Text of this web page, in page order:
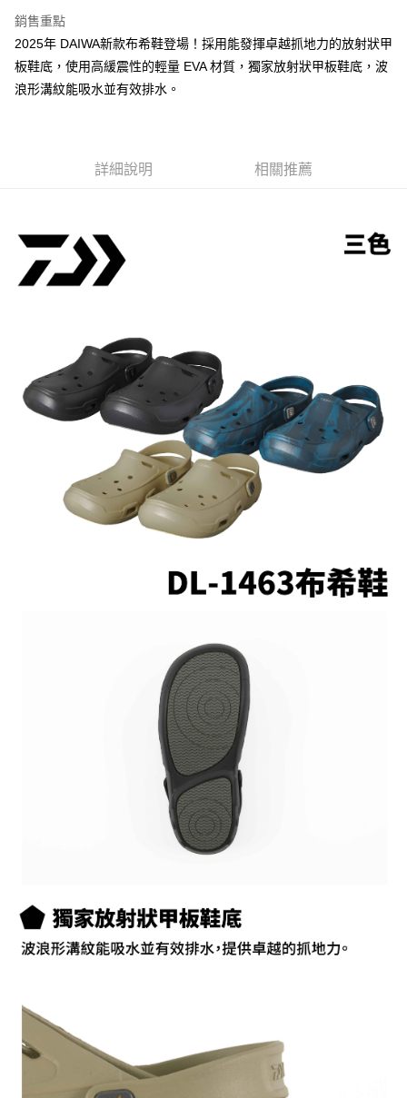
【注意事項】
1.本服務係由「台灣大哥大股份有限公司」（以下簡稱本公司）所提供，讓
買賣價金債權讓與本公司後，依約使用本公司帳單繳交帳款。
2.基於同意付款使用「大哥付你分期」之契約關係目的，商店將以您的個人
３．收到繳費通知簡訊後14天內，點擊此簡訊中的連結，可透過四大超商／
ATM／網路銀行／等多元方式進行付款，方視為交易完成。
※ 請注意：結帳手續完成當下不需立刻繳費，但若您需要取消訂單，請聯絡
購買商品的店家。未經商家同意取消之訂單仍視為有效，需透過AFTEE先享
※ 交易是否成功請以「AFTEE先享後付 」之結帳頁面顯示為準，若有關於
１．透過由恩沛科技股份有限公司提供之「AFTEE先享後付」服務完成之交
https://aftee.tw/terms/#terms3
３．未成年的使用者請事先徵得法定代理人或監護人之同意方可使用
「AFTEE先享後付」，若未經同意申辦者引起之損失，本公司不負相關責
請求用戶進行身份認證。
５．嚴禁一人註冊多個帳號或使用他人資訊註冊。若發現惡意使用之情形，
恩沛科技股份有限公司將有權停止該用戶之使用額度並採取法律行動。
付款後全家取貨
每筆NT$60，滿NT$1,200(含以上)免運費
7-11取貨付款
每筆NT$60，滿NT$1,200(含以上)免運費
離島一般宅配
每筆NT$200，滿NT$2,000(含以上)免運費
銷售重點
2025年 DAIWA新款布希鞋登場！採用能發揮卓越抓地力的放射狀甲
板鞋底，使用高緩震性的輕量 EVA 材質，獨家放射狀甲板鞋底，波
浪形溝紋能吸水並有效排水。
詳細說明 相關推薦